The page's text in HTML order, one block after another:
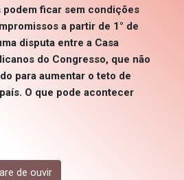
podem ficar sem condições
a partir de 1° de
disputa entre a Casa
do Congresso, que não
para aumentar o teto de
O que pode acontecer
de ouvir